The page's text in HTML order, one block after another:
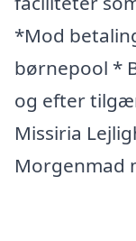
*Mod
børnepool *
og efter
Missiria
Morgenmad